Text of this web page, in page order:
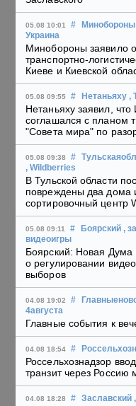
05.08 10:01 # Минобороны
Украина
Минобороны заявило
транспортно-
Киеве и Киевской
05.08 09:55 # Нетаньяху ,
Нетаньяху заявил, что
соглашался с планом
"Совета мира" по
05.08 09:38 #
, Wildberries
В Тульской области
повреждены два дома
сортировочный центр
05.08 09:11 # Боярский ,
видеоигры
Боярский: Новая Дума
о регулировании
выборов
04.08 19:02 #
4августа
Главные события к
04.08 18:54 #
Россельхознадзор
транзит через Россию
04.08 18:28 # Заславский